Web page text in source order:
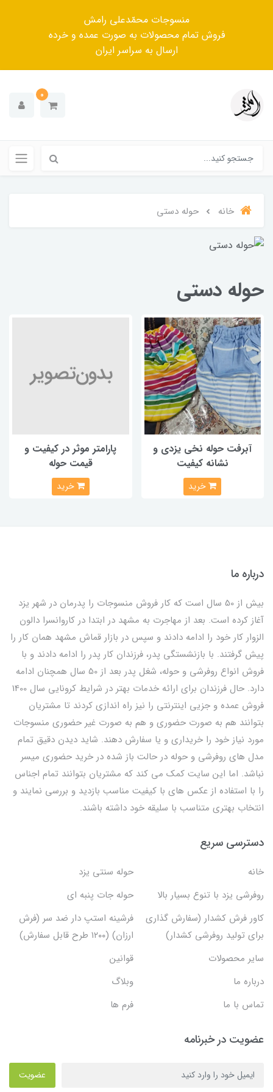
منسوجات محمّدعلی رامش
فروش تمام محصولات به صورت عمده و خرده
ارسال به سراسر ایران
0
خانه حوله دستی
حوله دستی
آبرفت حوله نخی یزدی و
نشانه کیفیت
خرید
پارامتر موثر در کیفیت و
قیمت حوله
خرید
درباره ما
بیش از 50 سال است که کار فروش منسوجات را پدرمان در شهر یزد
آغاز کرده است. بعد از مهاجرت به مشهد در ابتدا در کاروانسرا دالون
الزوار کار خود را ادامه دادند و سپس در بازار قماش مشهد همان کار را
پیش گرفتند. با بازنشستگی پدر، فرزندان کار پدر را ادامه دادند و با
فروش انواع روفرشی و حوله، شغل پدر بعد از 50 سال همچنان ادامه
دارد. حال فرزندان برای ارائه خدمات بهتر در شرایط کرونایی سال 1400
فروش عمده و جزیی اینترنتی را نیز راه اندازی کردند تا مشتریان
بتوانند هم به صورت حضوری و هم به صورت غیر حضوری منسوجات
مورد نیاز خود را خریداری و یا سفارش دهند. شاید دیدن دقیق تمام
مدل های روفرشی و حوله در حالت باز شده در خرید حضوری میسر
نباشد. اما این سایت کمک می کند که مشتریان بتوانند تمام اجناس
را با استفاده از عکس های با کیفیت مناسب بازدید و بررسی نمایند و
انتخاب بهتری متناسب با سلیقه خود داشته باشند.
دسترسی سریع
خانه
حوله سنتی یزد
روفرشی یزد با تنوع بسیار بالا
حوله جات پنبه ای
کاور فرش کشدار (سفارش گذاری
برای تولید روفرشی کشدار)
فرشینه استپ دار ضد سر (فرش
ارزان) (۱۲۰۰ طرح قابل سفارش)
سایر محصولات
قوانین
درباره ما
وبلاگ
تماس با ما
فرم ها
عضویت در خبرنامه
عضویت